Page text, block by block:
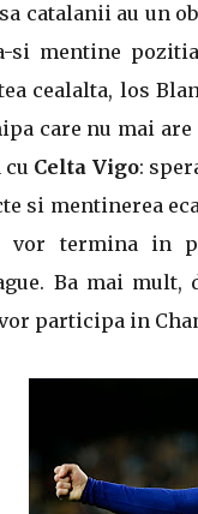
catalanii au un
si mentine
cealalta, los
care nu mai
cu Celta Vigo:
si mentinerea
termina in
Ba mai
participa in